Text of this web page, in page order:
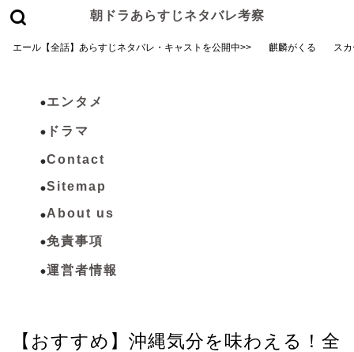
朝ドラあらすじネタバレ考察
エール【全話】あらすじネタバレ・キャストを公開中>> 麒麟がくる ス
エンタメ
ドラマ
Contact
Sitemap
About us
免責事項
運営者情報
【おすすめ】沖縄気分を味わえる！全